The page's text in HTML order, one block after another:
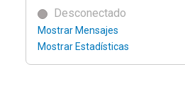
Desconectado
Mostrar Mensajes
Mostrar Estadísticas